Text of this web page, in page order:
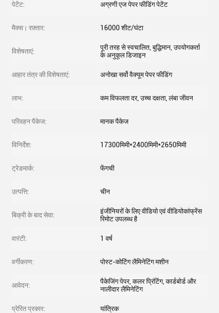
पेटेंट: अग्रणी एज पेपर फीडिंग पेटेंट
मैक्स। रफ़्तार: 16000 शीट/घंटा
विशेषताएं:
पूरी तरह से स्वचालित, बुद्धिमान, उपयोगकर्ता
के अनुकूल डिजाइन
आहार तंत्र की विशेषताएं: अनोखा सर्वो वैक्यूम पेपर फीडिंग
लाभ: कम विफलता दर, उच्च दक्षता, लंबा जीवन
परिवहन पैकेज: मानक पैकेज
विनिर्देश: 17300मिमी*2400मिमी*2650मिमी
ट्रेडमार्क: फेंगची
उत्पत्ति: चीन
बिक्री के बाद सेवा:
इंजीनियरों के लिए वीडियो एवं वीडियोकांफ्रेंस
रिमोट उपलब्ध है
वारंटी: 1 वर्ष
वर्गीकरण: पोस्ट-कोटिंग लैमिनेटिंग मशीन
आवेदन:
पैकेजिंग पेपर, कलर प्रिंटिंग, कार्डबोर्ड और
नालीदार लैमिनेटिंग
प्रेरित प्रकार: यांत्रिक